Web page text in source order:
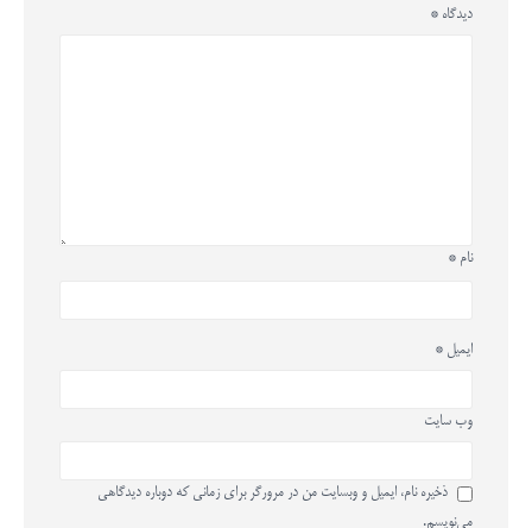
دیدگاه *
نام *
ایمیل *
وب‌ سایت
ذخیره نام، ایمیل و وبسایت من در مرورگر برای زمانی که دوباره دیدگاهی
می‌نویسم.